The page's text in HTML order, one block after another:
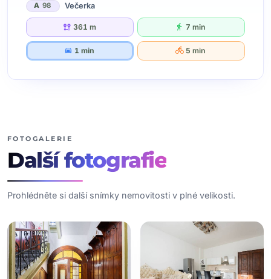
A 98 Večerka
361 m 7 min
1 min 5 min
FOTOGALERIE
Dalšífotografie
Prohlédněte si další snímky nemovitosti v plné velikosti.